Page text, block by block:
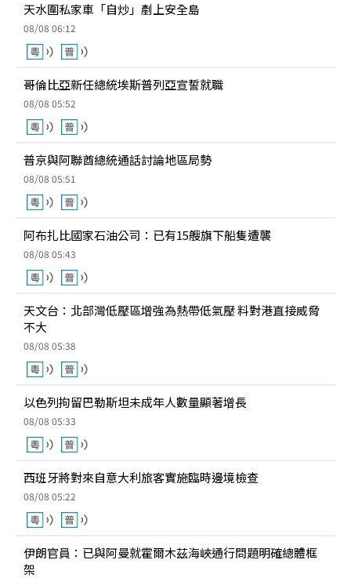
天水圍私家車「自炒」剷上安全島
08/08 06:12
哥倫比亞新任總統埃斯普列亞宣誓就職
08/08 05:52
普京與阿聯酋總統通話討論地區局勢
08/08 05:51
阿布扎比國家石油公司：已有15艘旗下船隻遭襲
08/08 05:43
天文台：北部灣低壓區增強為熱帶低氣壓 料對港直接威脅
不大
08/08 05:38
以色列拘留巴勒斯坦未成年人數量顯著增長
08/08 05:33
西班牙將對來自意大利旅客實施臨時邊境檢查
08/08 05:22
伊朗官員：已與阿曼就霍爾木茲海峽通行問題明確總體框
架